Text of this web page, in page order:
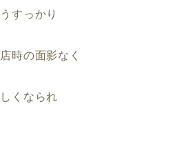
すっかり
時の面影なく
くなられ